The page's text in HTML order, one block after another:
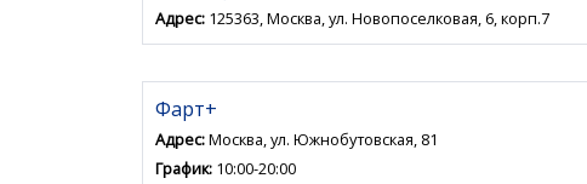
Адрес: 125363, Москва, ул. Новопоселковая, 6, корп.7
Фарт+
Адрес:Москва, ул. Южнобутовская, 81
График: 10:00-20:00